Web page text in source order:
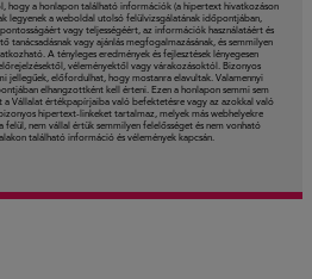
hogy a honlapon található információk (a hipertext hivatkozáson
legyenek a weboldal utolsó felülvizsgálatának időpontjában,
vagy teljességéért, az információk használatáért és
tanácsadásnak vagy ajánlás megfogalmazásának, és semmilyen
A tényleges eredmények és fejlesztések lényegesen
véleményektől vagy várakozásoktól. Bizonyos
jellegűek, előfordulhat, hogy mostanra elavultak. Valamennyi
elhangzottként kell érteni. Ezen a honlapon semmi sem
a Vállalat értékpapírjaiba való befektetésre vagy az azokkal való
hipertext-linkeket tartalmaz, melyek más webhelyekre
nem vállal értük semmilyen felelősséget és nem vonható
található információ és vélemények kapcsán.